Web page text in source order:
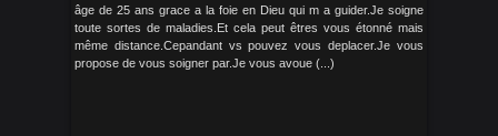
âge de 25 ans grace a la foie en Dieu qui m a guider.Je soigne
toute sortes de maladies.Et cela peut êtres vous étonné mais
même distance.Cepandant vs pouvez vous deplacer.Je vous
propose de vous soigner par.Je vous avoue (...)